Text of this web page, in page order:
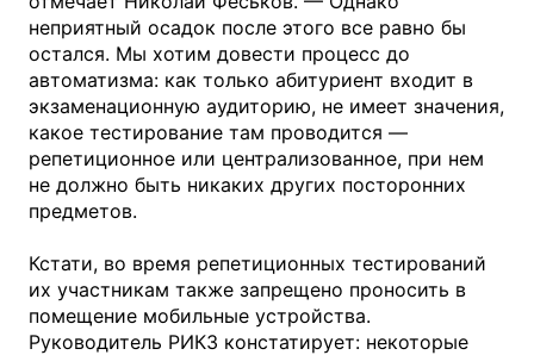
неприятный осадок после этого все равно бы
остался. Мы хотим довести процесс до
автоматизма: как только абитуриент входит в
экзаменационную аудиторию, не имеет значения,
какое тестирование там проводится —
репетиционное или централизованное, при нем
не должно быть никаких других посторонних
предметов.
Кстати, во время репетиционных тестирований
их участникам также запрещено проносить в
помещение мобильные устройства.
Руководитель РИКЗ констатирует: некоторые